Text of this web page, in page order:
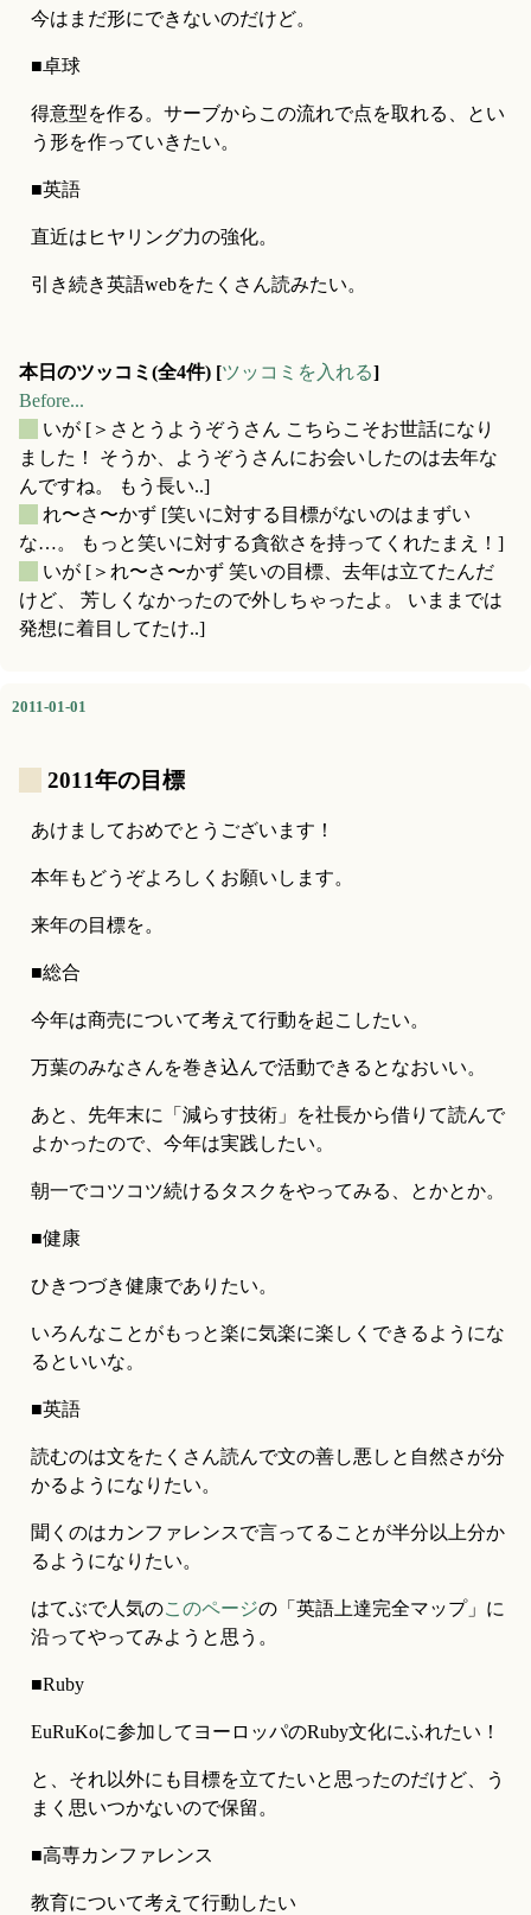
今はまだ形にできないのだけど。
■卓球
得意型を作る。サーブからこの流れで点を取れる、とい
う形を作っていきたい。
■英語
直近はヒヤリング力の強化。
引き続き英語webをたくさん読みたい。
本日のツッコミ(全4件) [ツッコミを入れる]
Before...
いが [＞さとうようぞうさん こちらこそお世話になり
ました！ そうか、ようぞうさんにお会いしたのは去年な
んですね。 もう長い..]
れ〜さ〜かず [笑いに対する目標がないのはまずい
な…。 もっと笑いに対する貪欲さを持ってくれたまえ！]
いが [＞れ〜さ〜かず 笑いの目標、去年は立てたんだ
けど、 芳しくなかったので外しちゃったよ。 いままでは
発想に着目してたけ..]
2011-01-01
2011年の目標
あけましておめでとうございます！
本年もどうぞよろしくお願いします。
来年の目標を。
■総合
今年は商売について考えて行動を起こしたい。
万葉のみなさんを巻き込んで活動できるとなおいい。
あと、先年末に「減らす技術」を社長から借りて読んで
よかったので、今年は実践したい。
朝一でコツコツ続けるタスクをやってみる、とかとか。
■健康
ひきつづき健康でありたい。
いろんなことがもっと楽に気楽に楽しくできるようにな
るといいな。
■英語
読むのは文をたくさん読んで文の善し悪しと自然さが分
かるようになりたい。
聞くのはカンファレンスで言ってることが半分以上分か
るようになりたい。
はてぶで人気のこのページの「英語上達完全マップ」に
沿ってやってみようと思う。
■Ruby
EuRuKoに参加してヨーロッパのRuby文化にふれたい！
と、それ以外にも目標を立てたいと思ったのだけど、う
まく思いつかないので保留。
■高専カンファレンス
教育について考えて行動したい